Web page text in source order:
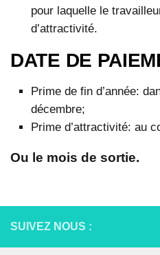
pour laquelle le
d’attractivité.
DATE DE
Prime de fin d’année:
décembre;
Prime d’attractivité: au
Ou le mois de sortie.
SUIVEZ NOUS :